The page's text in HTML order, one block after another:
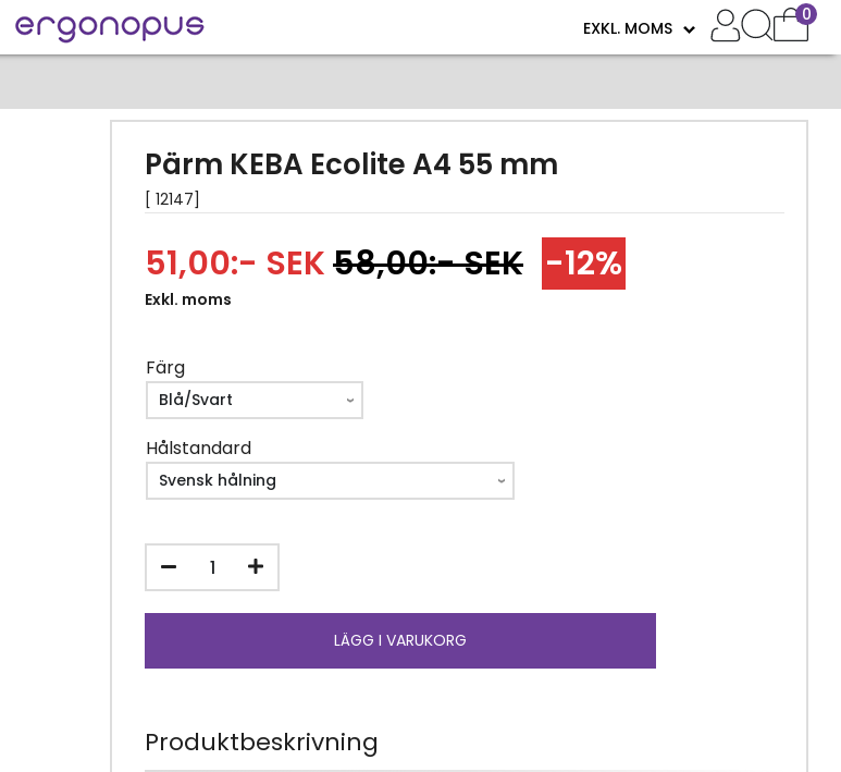
0
Pärm KEBA Ecolite A4 55 mm
[ 12147]
51,00:- SEK58,00:- SEK -12%
Exkl. moms
Färg
Hålstandard
Produktbeskrivning